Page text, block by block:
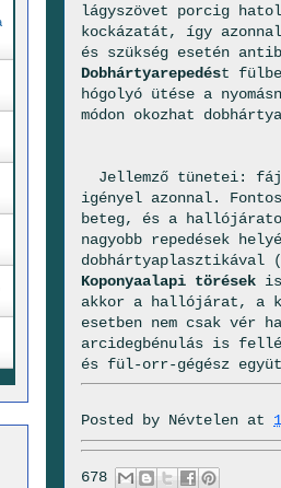
lágyszövet porcig
kockázatát, így
és szükség esetén
Dobhártyarepedést
hógolyó ütése a
módon okozhat
Jellemző tünetei:
igényel azonnal.
beteg, és a
nagyobb repedések
dobhártyaplasztikával
Koponyaalapi törések
akkor a hallójárat, a
esetben nem csak vér
arcidegbénulás is
és fül-orr-gégész
Posted by Névtelen at
678